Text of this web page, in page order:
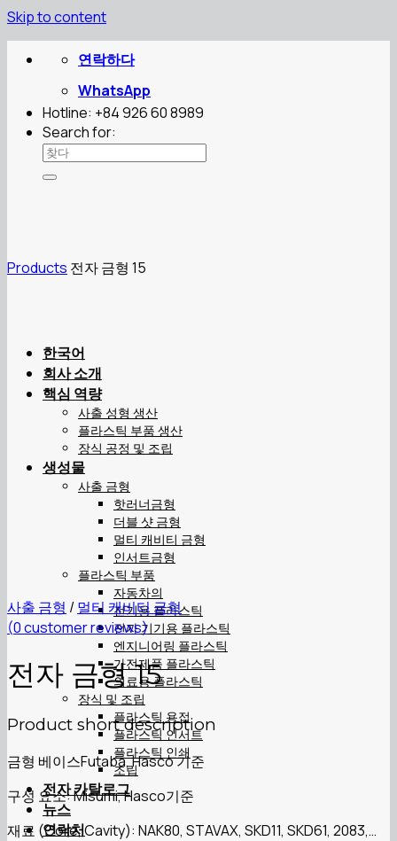
Skip to content
연락하다
WhatsApp
Hotline: +84 926 60 8989
Search for:
한국어
회사 소개
핵심 역량
사출 성형 생산
플라스틱 부품 생산
장식 공정 및 조립
생성물
사출 금형
핫러너금형
더블 샷 금형
멀티 캐비티 금형
인서트금형
플라스틱 부품
자동차의
전기용 플라스틱
전자 기기용 플라스틱
엔지니어링 플라스틱
가전제품 플라스틱
의료용 플라스틱
장식 및 조립
플라스틱 용접
플라스틱 인서트
플라스틱 인쇄
조립
전자 카탈로그
뉴스
연락처
Products 전자 금형 15
사출 금형 /멀티 캐비티 금형
(0customer reviews)
전자 금형 15
Product short description
금형 베이스Futaba, Hasco 기준
구성 요소: Misumi, Hasco기준
재료 (Core, Cavity): NAK80, STAVAX, SKD11, SKD61, 2083,…